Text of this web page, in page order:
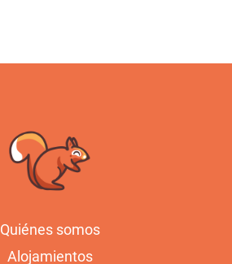
Quiénes somos
Alojamientos